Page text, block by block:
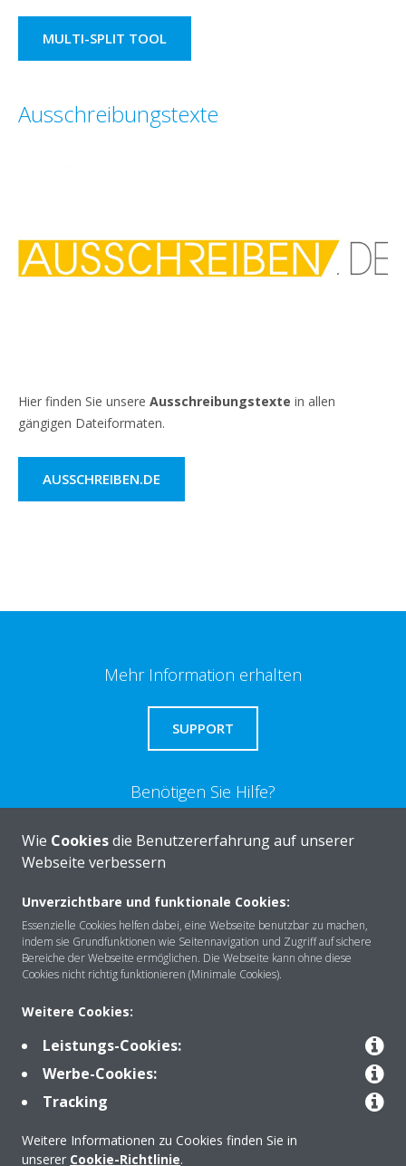
MULTI-SPLIT TOOL
Ausschreibungstexte
Hier finden Sie unsere Ausschreibungstexte in allen
gängigen Dateiformaten.
AUSSCHREIBEN.DE
Mehr Information erhalten
SUPPORT
Benötigen Sie Hilfe?
KONTAKTIEREN SIE UNS
Über DAIKIN
Anwendungsbereiche
Kontakt
Produkte
Wie Cookiesdie Benutzererfahrung auf unserer
Webseite verbessern
Unverzichtbare und funktionale Cookies:
Essenzielle Cookies helfen dabei, eine Webseite benutzbar zu machen,
indem sie Grundfunktionen wie Seitennavigation und Zugriff auf sichere
Bereiche der Webseite ermöglichen. Die Webseite kann ohne diese
Cookies nicht richtig funktionieren (Minimale Cookies).
Weitere Cookies:
Leistungs-Cookies:
Werbe-Cookies:
Tracking
Weitere Informationen zu Cookies finden Sie in
unserer Cookie-Richtlinie.